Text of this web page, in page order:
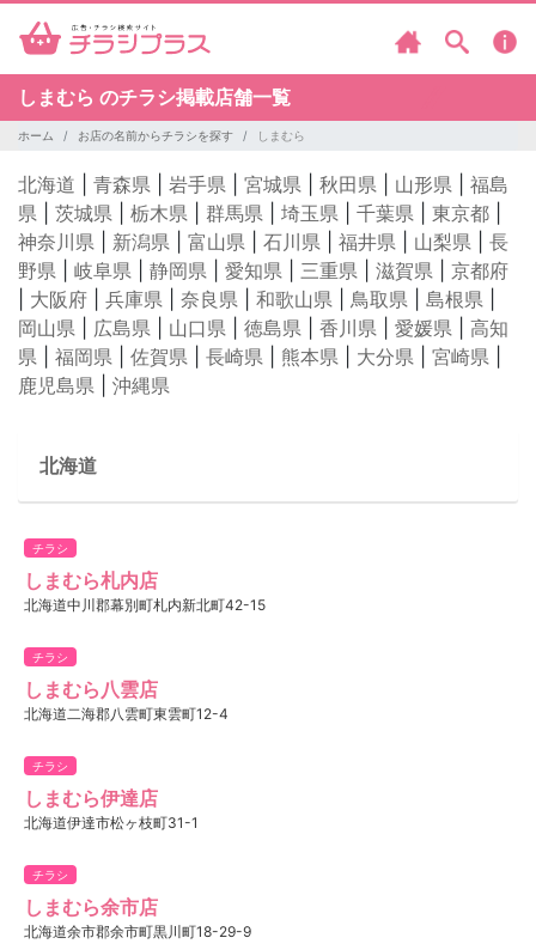
しまむら のチラシ掲載店舗一覧
ホーム お店の名前からチラシを探す しまむら
北海道 青森県 岩手県 宮城県 秋田県 山形県
福島
県
茨城県 栃木県 群馬県 埼玉県 千葉県 東京都
神奈川県
新潟県 富山県 石川県 福井県 山梨県
長
野県
岐阜県 静岡県 愛知県 三重県 滋賀県
京都府
大阪府 兵庫県 奈良県 和歌山県 鳥取県 島根県
岡山県
広島県 山口県 徳島県 香川県 愛媛県
高知
県
福岡県 佐賀県 長崎県 熊本県 大分県 宮崎県
鹿児島県
沖縄県
北海道
チラシ
しまむら札内店
北海道中川郡幕別町札内新北町42-15
チラシ
しまむら八雲店
北海道二海郡八雲町東雲町12-4
チラシ
しまむら伊達店
北海道伊達市松ヶ枝町31-1
チラシ
しまむら余市店
北海道余市郡余市町黒川町18-29-9